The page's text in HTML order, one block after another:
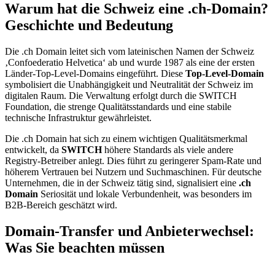
Warum hat die Schweiz eine .ch-Domain?
Geschichte und Bedeutung
Die .ch Domain leitet sich vom lateinischen Namen der Schweiz
‚Confoederatio Helvetica‘ ab und wurde 1987 als eine der ersten
Länder-Top-Level-Domains eingeführt. Diese Top-Level-Domain
symbolisiert die Unabhängigkeit und Neutralität der Schweiz im
digitalen Raum. Die Verwaltung erfolgt durch die SWITCH
Foundation, die strenge Qualitätsstandards und eine stabile
technische Infrastruktur gewährleistet.
Die .ch Domain hat sich zu einem wichtigen Qualitätsmerkmal
entwickelt, da SWITCHhöhere Standards als viele andere
Registry-Betreiber anlegt. Dies führt zu geringerer Spam-Rate und
höherem Vertrauen bei Nutzern und Suchmaschinen. Für deutsche
Unternehmen, die in der Schweiz tätig sind, signalisiert eine .ch
Domain Seriosität und lokale Verbundenheit, was besonders im
B2B-Bereich geschätzt wird.
Domain-Transfer und Anbieterwechsel:
Was Sie beachten müssen